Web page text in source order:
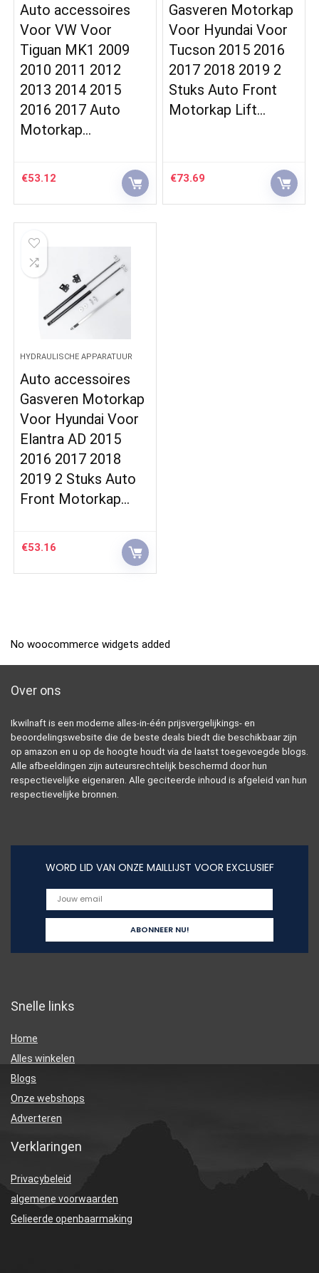
Auto accessoires
Voor VW Voor
Tiguan MK1 2009
2010 2011 2012
2013 2014 2015
2016 2017 Auto
Motorkap…
€53.12
Gasveren Motorkap
Voor Hyundai Voor
Tucson 2015 2016
2017 2018 2019 2
Stuks Auto Front
Motorkap Lift…
€73.69
HYDRAULISCHE APPARATUUR
Auto accessoires
Gasveren Motorkap
Voor Hyundai Voor
Elantra AD 2015
2016 2017 2018
2019 2 Stuks Auto
Front Motorkap…
€53.16
No woocommerce widgets added
Over ons
Ikwilnaft is een moderne alles-in-één prijsvergelijkings- en
beoordelingswebsite die de beste deals biedt die beschikbaar zijn
op amazon en u op de hoogte houdt via de laatst toegevoegde blogs.
Alle afbeeldingen zijn auteursrechtelijk beschermd door hun
respectievelijke eigenaren. Alle geciteerde inhoud is afgeleid van hun
respectievelijke bronnen.
WORD LID VAN ONZE MAILLIJST VOOR EXCLUSIEF
Snelle links
Home
Alles winkelen
Blogs
Onze webshops
Adverteren
Verklaringen
Privacybeleid
algemene voorwaarden
Gelieerde openbaarmaking